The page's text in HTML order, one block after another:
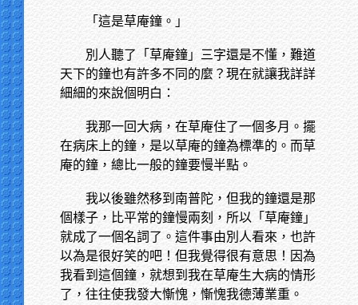
「這是草庵鐘。」
別人聽了「草庵鐘」三字還是不懂，難道
天下的鐘也有許多不同的麼？現在就讓我詳詳
細細的來說個明白：
我那一回大病，在草庵住了一個多月。擺
在病床上的鐘，是以草庵的鐘為標準的。而草
庵的鐘，總比一般的鐘要慢半點。
我以後雖然移到南普陀，但我的鐘還是那
個樣子，比平常的鐘慢兩刻，所以「草庵鐘」
就成了一個名詞了。這件事由別人看來，也許
以為是很好笑的吧！但我覺得很有意思！因為
我看到這個鐘，就想到我在草庵生大病的情形
了，往往使我發大慚愧，慚愧我德薄業重。